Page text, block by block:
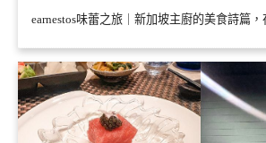
earnestos味蕾之旅｜新加坡主廚的美食詩篇